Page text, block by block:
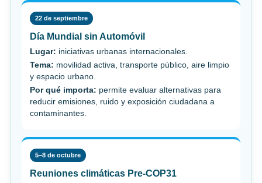
22 de septiembre
Día Mundial sin Automóvil
Lugar: iniciativas urbanas internacionales.
Tema: movilidad activa, transporte público, aire limpio
y espacio urbano.
Por qué importa: permite evaluar alternativas para
reducir emisiones, ruido y exposición ciudadana a
contaminantes.
5–8 de octubre
Reuniones climáticas Pre-COP31